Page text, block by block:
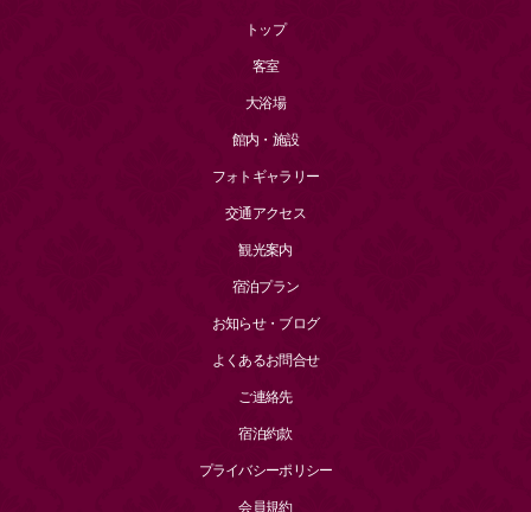
トップ
客室
大浴場
館内・施設
フォトギャラリー
交通アクセス
観光案内
宿泊プラン
お知らせ・ブログ
よくあるお問合せ
ご連絡先
宿泊約款
プライバシーポリシー
会員規約